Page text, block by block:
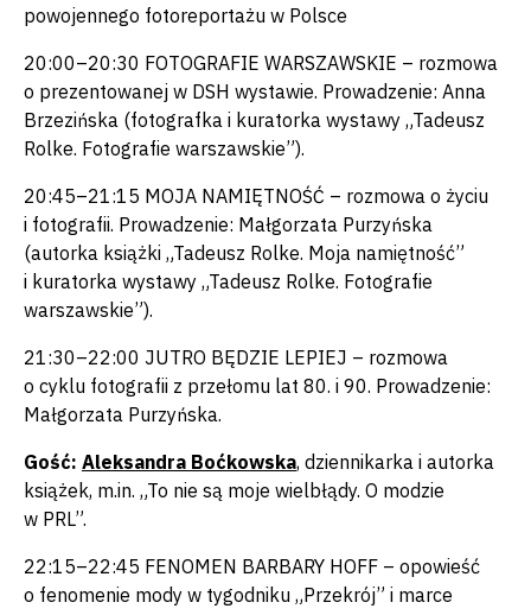
powojennego fotoreportażu w Polsce
20:00–20:30 FOTOGRAFIE WARSZAWSKIE – rozmowa
o prezentowanej w DSH wystawie. Prowadzenie: Anna
Brzezińska (fotografka i kuratorka wystawy „Tadeusz
Rolke. Fotografie warszawskie”).
20:45–21:15 MOJA NAMIĘTNOŚĆ – rozmowa o życiu
i fotografii. Prowadzenie: Małgorzata Purzyńska
(autorka książki „Tadeusz Rolke. Moja namiętność”
i kuratorka wystawy „Tadeusz Rolke. Fotografie
warszawskie”).
21:30–22:00 JUTRO BĘDZIE LEPIEJ – rozmowa
o cyklu fotografii z przełomu lat 80. i 90. Prowadzenie:
Małgorzata Purzyńska.
Gość: Aleksandra Boćkowska, dziennikarka i autorka
książek, m.in. „To nie są moje wielbłądy. O modzie
w PRL”.
22:15–22:45 FENOMEN BARBARY HOFF – opowieść
o fenomenie mody w tygodniku „Przekrój” i marce